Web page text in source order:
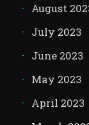
August
July 2023
June 2023
May 2023
April 2023